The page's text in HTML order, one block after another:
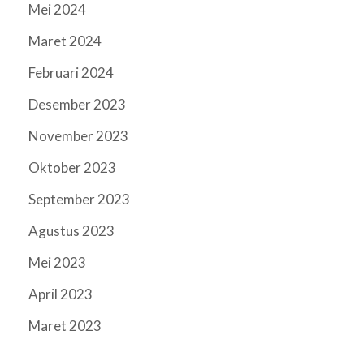
Mei 2024
Maret 2024
Februari 2024
Desember 2023
November 2023
Oktober 2023
September 2023
Agustus 2023
Mei 2023
April 2023
Maret 2023